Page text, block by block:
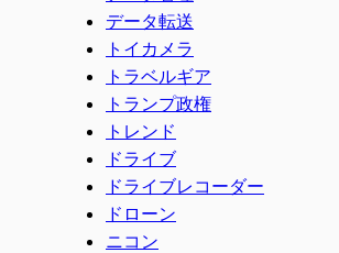
データ転送
トイカメラ
トラベルギア
トランプ政権
トレンド
ドライブ
ドライブレコーダー
ドローン
ニコン